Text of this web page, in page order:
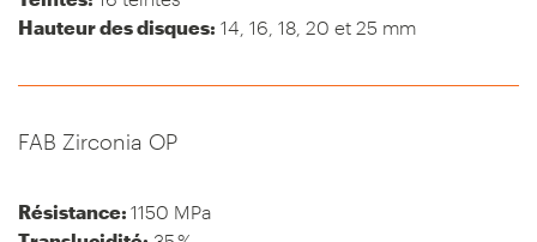
Hauteur des disques: 14, 16, 18, 20 et 25 mm
FAB Zirconia OP
Résistance: 1150 MPa